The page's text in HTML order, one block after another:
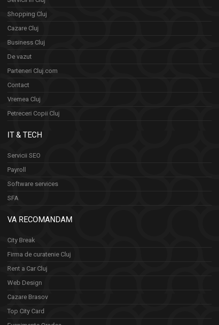
Shopping Cluj
Cazare Cluj
Business Cluj
De vazut
Parteneri Cluj.com
Contact
Vremea Cluj
Petreceri Copii Cluj
IT & TECH
Servicii SEO
Payroll
Software services
SFA
VA RECOMANDAM
City Break
Firma de curatenie Cluj
Rent a Car Cluj
Web Design
Cazare Brasov
Top City Card